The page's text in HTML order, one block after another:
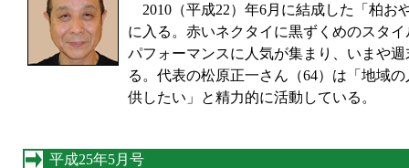
2010（平成22）年6月に結成した「柏お
に入る。赤いネクタイに黒ずくめのスタ
パフォーマンスに人気が集まり、いまや
る。代表の松原正一さん（64）は「地域
供したい」と精力的に活動している。
平成25年5月号